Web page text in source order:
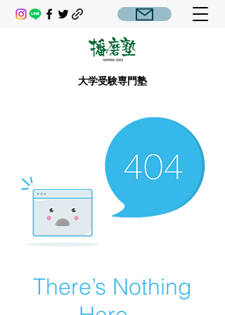
大学受験専門塾
There’s Nothing